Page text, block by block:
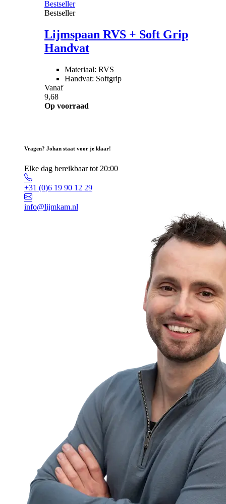
Bestseller
Bestseller
Lijmspaan RVS + Soft Grip
Handvat
Materiaal: RVS
Handvat: Softgrip
Vanaf
9,68
Op voorraad
Vragen? Johan staat voor je klaar!
Elke dag bereikbaar tot 20:00
+31 (0)6 19 90 12 29
info@lijmkam.nl